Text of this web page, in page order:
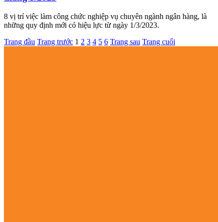
8 vị trí việc làm công chức nghiệp vụ chuyên ngành ngân hàng, là
những quy định mới có hiệu lực từ ngày 1/3/2023.
Trang đầu Trang trước 1 2 3 4 5 6 Trang sau Trang cuối